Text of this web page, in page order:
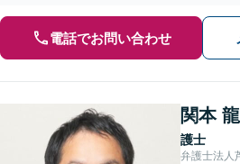
電話でお問い合わせ
関本
護士
弁護士法人